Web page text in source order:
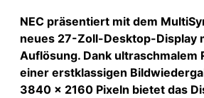
NEC präsentiert mit dem
neues 27-Zoll-Desktop-Display
Auflösung. Dank ultraschmalem
einer erstklassigen
3840 x 2160 Pixeln bietet das